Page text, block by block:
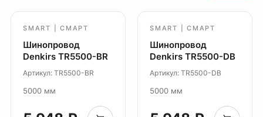
SMART | СМАРТ
Шинопровод
Denkirs TR5500-BR
Артикул: TR5500-BR
5000 мм
SMART | СМАРТ
Шинопровод
Denkirs TR5500-DB
Артикул: TR5500-DB
5000 мм
Подсветка ступеней
Потолочные подвесные
Управление освещением
Настенные светильники
Уличное освещение